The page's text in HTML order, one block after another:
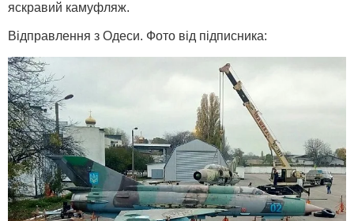
яскравий камуфляж.
Відправлення з Одеси. Фото від підписника: